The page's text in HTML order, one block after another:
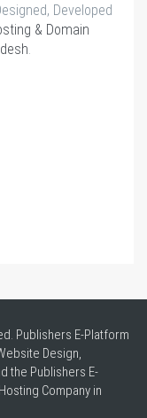
Developed
& Domain
Publishers E-Platform
Design,
the Publishers E-
Company in